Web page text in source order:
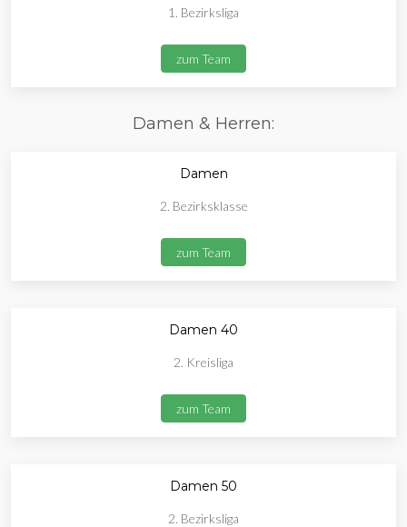
1. Bezirksliga
zum Team
Damen & Herren:
Damen
2. Bezirksklasse
zum Team
Damen 40
2. Kreisliga
zum Team
Damen 50
2. Bezirksliga